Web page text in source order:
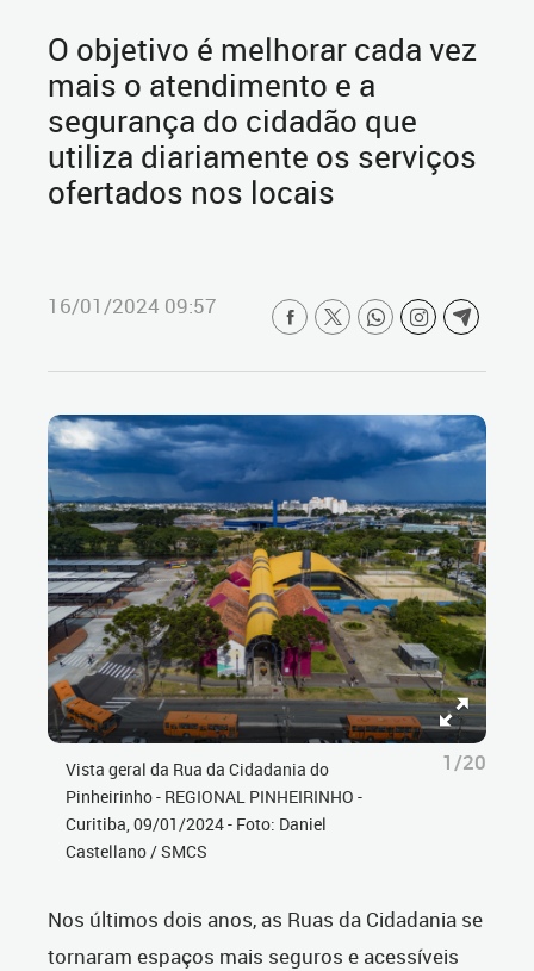
O objetivo é melhorar cada vez
mais o atendimento e a
segurança do cidadão que
utiliza diariamente os serviços
ofertados nos locais
16/01/2024 09:57
Vista geral da Rua da Cidadania do
Pinheirinho - REGIONAL PINHEIRINHO -
Curitiba, 09/01/2024 - Foto: Daniel
Castellano / SMCS
1/20
Nos últimos dois anos, as Ruas da Cidadania se
tornaram espaços mais seguros e acessíveis